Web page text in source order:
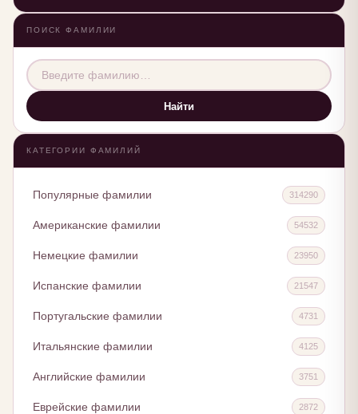
ПОИСК ФАМИЛИИ
Найти
КАТЕГОРИИ ФАМИЛИЙ
Популярные фамилии 314290
Американские фамилии 54532
Немецкие фамилии 23950
Испанские фамилии 21547
Португальские фамилии 4731
Итальянские фамилии 4125
Английские фамилии 3751
Еврейские фамилии 2872